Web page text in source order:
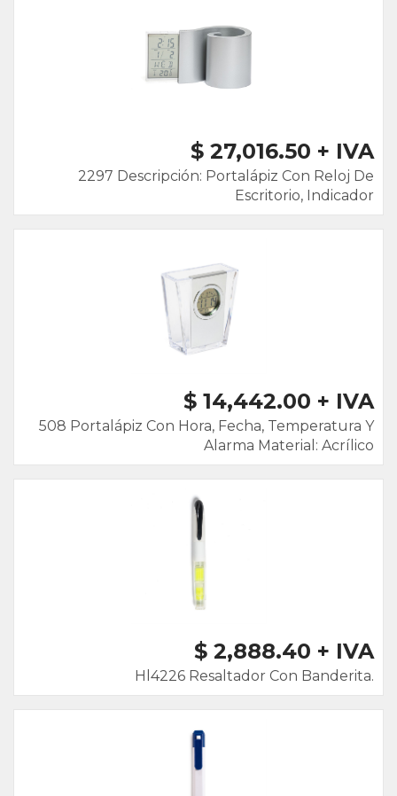
$ 27,016.50 + IVA
2297 Descripción: Portalápiz Con Reloj De
Escritorio, Indicador
$ 14,442.00 + IVA
508 Portalápiz Con Hora, Fecha, Temperatura Y
Alarma Material: Acrílico
$ 2,888.40 + IVA
Hl4226 Resaltador Con Banderita.